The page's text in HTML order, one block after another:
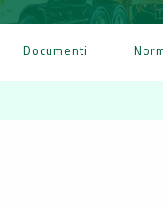
Documenti